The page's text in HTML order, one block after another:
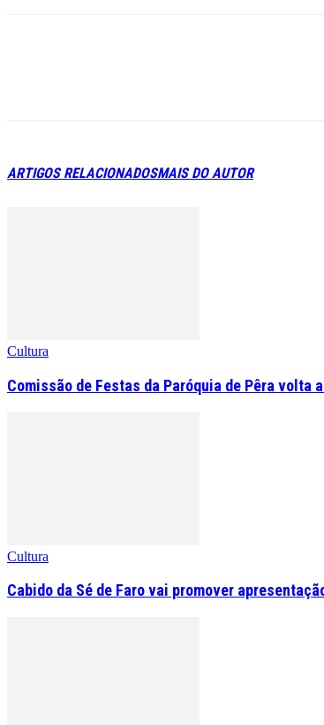
ARTIGOS RELACIONADOSMAIS DO AUTOR
Cultura
Comissão de Festas da Paróquia de Pêra volta
Cultura
Cabido da Sé de Faro vai promover